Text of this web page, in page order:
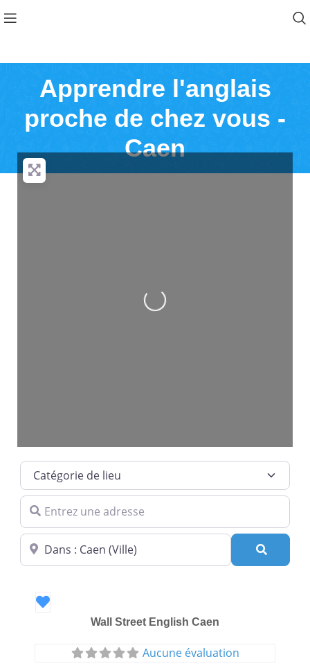
Apprendre l'anglais
proche de chez vous -
Caen
Loading...
Catégorie de lieu
Entrez une adresse
Dans quelle ville ?
Favori
Wall Street English Caen
Aucune évaluation